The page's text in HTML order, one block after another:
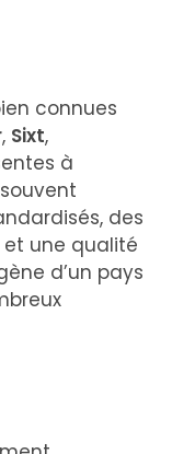
connues
, Sixt,
à
des
et une qualité
d’un pays